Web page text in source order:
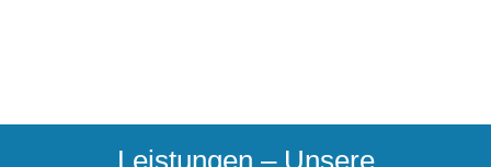
Leistungen – Unsere